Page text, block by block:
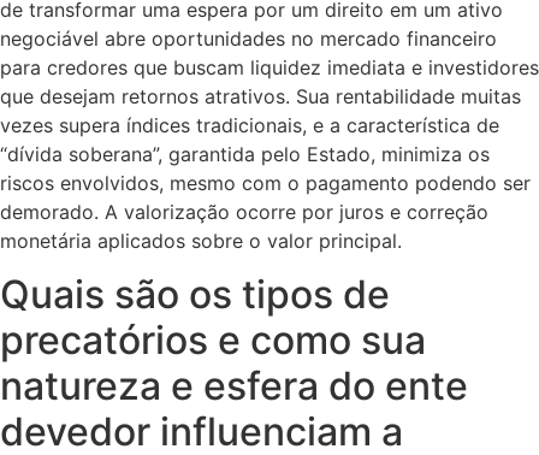
de transformar uma espera por um direito em um ativo
negociável abre oportunidades no mercado financeiro
para credores que buscam liquidez imediata e investidores
que desejam retornos atrativos. Sua rentabilidade muitas
vezes supera índices tradicionais, e a característica de
“dívida soberana”, garantida pelo Estado, minimiza os
riscos envolvidos, mesmo com o pagamento podendo ser
demorado. A valorização ocorre por juros e correção
monetária aplicados sobre o valor principal.
Quais são os tipos de
precatórios e como sua
natureza e esfera do ente
devedor influenciam a